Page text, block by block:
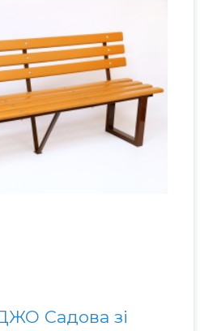
Садова зі